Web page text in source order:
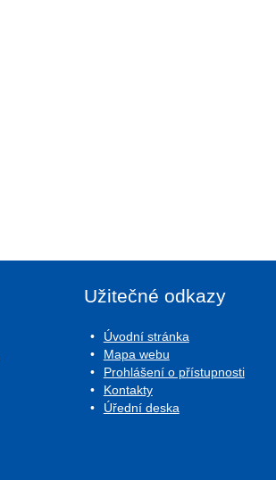
Užitečné odkazy
Úvodní stránka
Mapa webu
Prohlášení o přístupnosti
Kontakty
Úřední deska